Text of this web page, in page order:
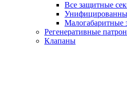
Все защитные
Регенеративные
Клапаны